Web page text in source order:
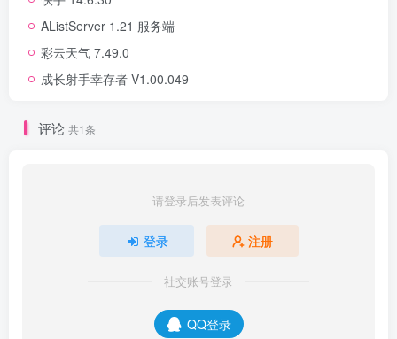
AListServer 1.21 服务端
彩云天气 7.49.0
成长射手幸存者 V1.00.049
评论 共1条
请登录后发表评论
登录 注册
社交账号登录
QQ登录